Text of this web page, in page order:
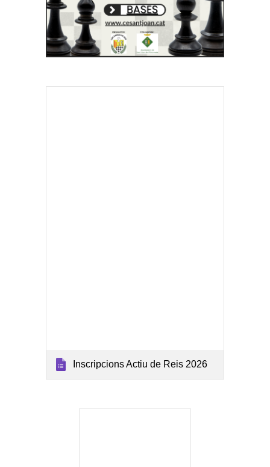
Inscripcions Actiu de Reis 2026